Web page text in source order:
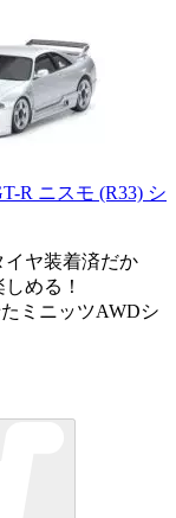
R ニスモ (R33) シ
イヤ装着済だか
める！
ミニッツAWDシ